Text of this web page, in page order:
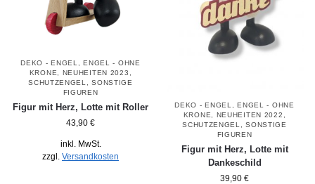
DEKO - ENGEL ,ENGEL - OHNE
KRONE
NEUHEITEN 2023
SCHUTZENGEL
,SONSTIGE
FIGUREN
Figur mit Herz, Lotte mit Roller
43,90 €
inkl. MwSt.
zzgl. Versandkosten
DEKO - ENGEL ,ENGEL - OHNE
KRONE
NEUHEITEN 2022
SCHUTZENGEL
,SONSTIGE
FIGUREN
Figur mit Herz, Lotte mit
Dankeschild
39,90 €